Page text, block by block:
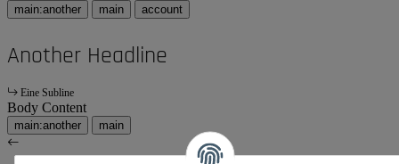
main:another main account
Another Headline
Eine Subline
Body Content
main:another main